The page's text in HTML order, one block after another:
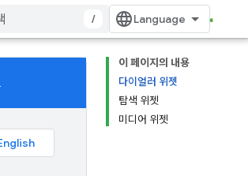
/
이 페이지의 내용
다이얼러 위젯
탐색 위젯
미디어 위젯